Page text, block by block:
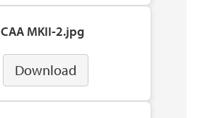
CAA MKII-2.jpg
Download